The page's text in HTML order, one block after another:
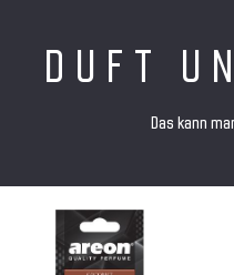
DUFT
Das kann